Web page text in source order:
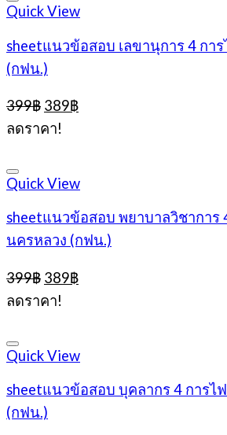
Quick View
sheetแนวข้อสอบ เลขานุการ 4 กา
(กฟน.)
399฿ Original
price
was:
389฿Current
ลดราคา!
Quick View
sheetแนวข้อสอบ พยาบาลวิชาการ
นครหลวง (กฟน.)
399฿ Original
price
was:
389฿Current
ลดราคา!
Quick View
sheetแนวข้อสอบ บุคลากร 4 การไ
(กฟน.)